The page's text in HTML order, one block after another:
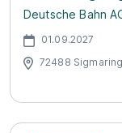
Deutsche Bahn
01.09.2027
72488